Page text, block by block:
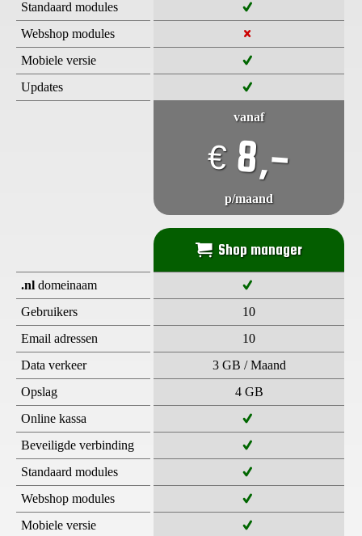
Standaard modules
Webshop modules
Mobiele versie
Updates
vanaf
€8,-
p/maand
Shop manager
.nl domeinaam
Gebruikers
10
Email adressen
10
Data verkeer
3 GB / Maand
Opslag
4 GB
Online kassa
Beveiligde verbinding
Standaard modules
Webshop modules
Mobiele versie